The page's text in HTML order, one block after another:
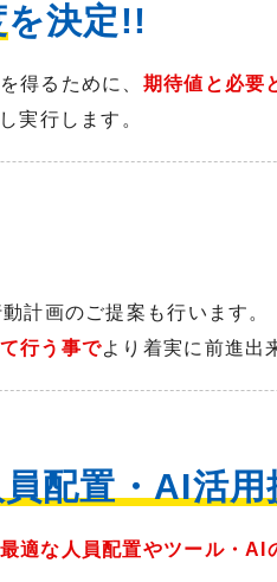
を決定!!
得るために、 期待値と必要
実行します。
計画のご提案も行います。
行う事でより着実に前進出
配置・AI活用
最適な人員配置やツール・AI